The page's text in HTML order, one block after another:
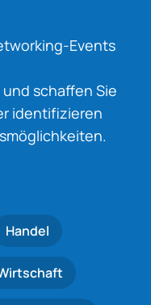
Events
schaffen Sie
identifizieren
Handel